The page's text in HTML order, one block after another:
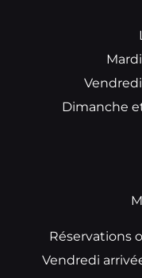
Vendredi
Dimanche
Réservations
Vendredi